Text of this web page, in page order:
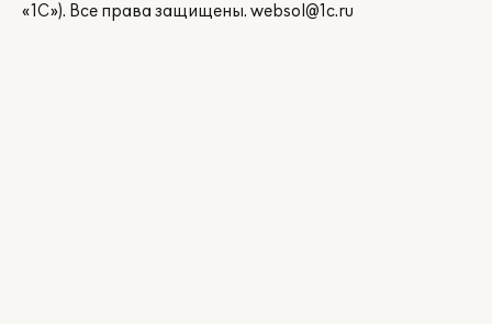
«1С»). Все права защищены. websol@1c.ru